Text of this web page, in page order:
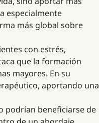
especialmente
más global sobre
con estrés,
que la formación
mayores. En su
aportando una
podrían beneficiarse de